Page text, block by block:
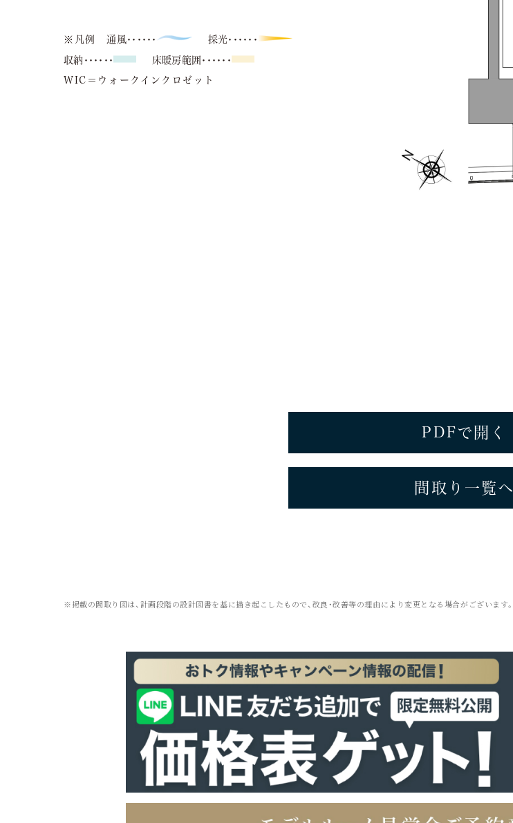
※凡例通風･･････ 採光･･････
収納･･････ 床暖房範囲･･････
WIC＝ウォークインクロゼット
PDFで開く
間取り一覧へ
※掲載の間取り図は、計画段階の設計図書を基に描き起こしたもので、改良・改善等の理由により変更となる場合がございます。